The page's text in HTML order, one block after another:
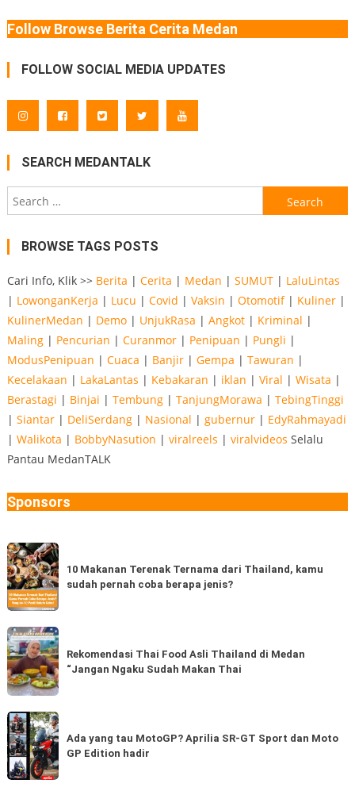
Follow Browse Berita Cerita Medan
FOLLOW SOCIAL MEDIA UPDATES
SEARCH MEDANTALK
Search
for:
BROWSE TAGS POSTS
Cari Info, Klik >> Berita | Cerita | Medan | SUMUT| LaluLintas
| LowonganKerja | Lucu | Covid | Vaksin | Otomotif| Kuliner|
KulinerMedan | Demo| UnjukRasa | Angkot| Kriminal |
Maling| Pencurian | Curanmor| Penipuan | Pungli |
ModusPenipuan | Cuaca | Banjir| Gempa | Tawuran |
Kecelakaan | LakaLantas | Kebakaran | iklan | Viral | Wisata |
Berastagi | Binjai | Tembung| TanjungMorawa | TebingTinggi
| Siantar| DeliSerdang| Nasional | gubernur| EdyRahmayadi
| Walikota | BobbyNasution | viralreels | viralvideos Selalu
Pantau MedanTALK
Sponsors
10
Makanan
Terenak
Ternama
dari
Thailand,
kamu
sudah
coba
berapa
jenis?
10 Makanan Terenak Ternama dari Thailand, kamu
sudah pernah coba berapa jenis?
Rekomendasi
Thai
Food
Asli
Thailand
di
Medan
“Jangan
Rekomendasi Thai Food Asli Thailand di Medan
“Jangan Ngaku Sudah Makan Thai
Ada
yang
tau
MotoGP?
Ada yang tau MotoGP? Aprilia SR-GT Sport dan Moto
GP Edition hadir